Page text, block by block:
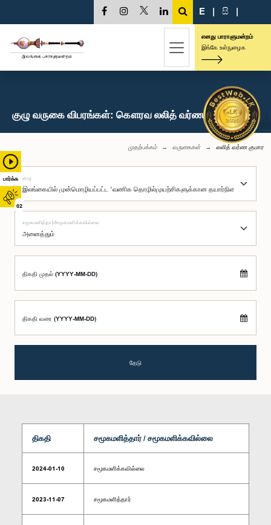
பார்க்க
02
E | සි |
எனது பாராளுமன்றம்
இங்கே உள்நுழைக
குழு வருகை விபரங்கள்: கௌரவ லலித் வர்ண குமார, பா.உ.
முதற்பக்கம் வருகைகள் லலித் வர்ண குமார
குழு
சமூகமளித்தார்/சமூகமளிக்கவில்லை
திகதி முதல் (YYYY-MM-DD)
திகதி வரை (YYYY-MM-DD)
தேடு
திகதி சமூகமளித்தார் / சமூகமளிக்கவில்லை
2024-01-10 சமூகமளிக்கவில்லை
2023-11-07 சமூகமளித்தார்